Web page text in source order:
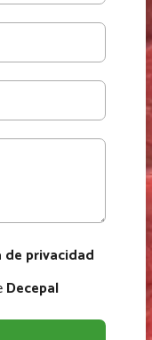
privacidad
Decepal